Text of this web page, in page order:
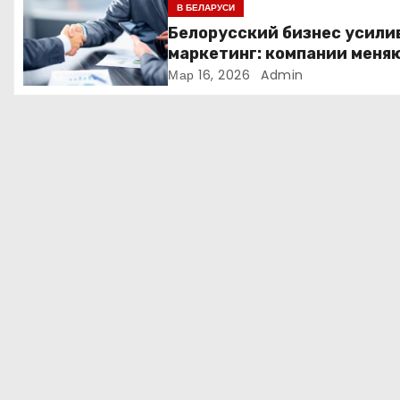
з
а
В БЕЛАРУСИ
Белорусский бизнес
маркетинг: компании
стратегии продвижения
Мар 16, 2026 Admin